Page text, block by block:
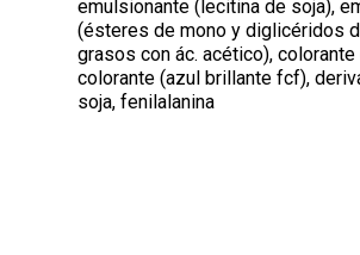
emulsionante (lecitina de soja),
(ésteres de mono y diglicéridos
grasos con ác. acético), colorante
colorante (azul brillante fcf),
soja, fenilalanina